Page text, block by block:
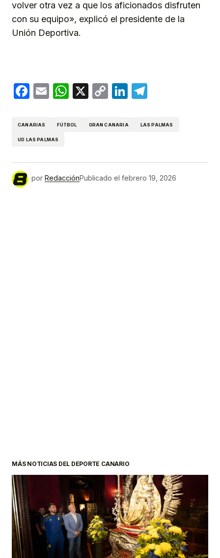
volver otra vez a que los aficionados disfruten
con su equipo», explicó el presidente de la
Unión Deportiva.
Facebook
EmailWhatsApp
X
CopyLinkedIn
CANARIAS FÚTBOL GRAN CANARIA LAS PALMAS
UD LAS PALMAS
por RedacciónPublicado el febrero 19, 2026
MÁS NOTICIAS DEL DEPORTE CANARIO